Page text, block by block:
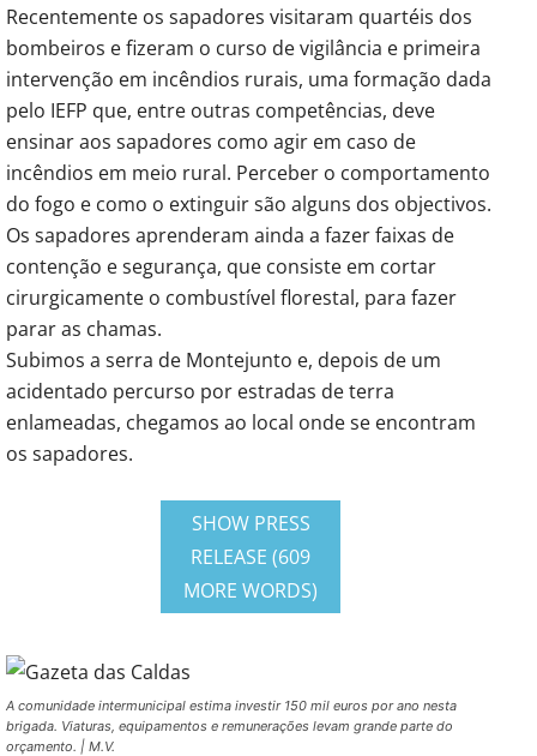
Recentemente os sapadores visitaram quartéis dos
bombeiros e fizeram o curso de vigilância e primeira
intervenção em incêndios rurais, uma formação dada
pelo IEFP que, entre outras competências, deve
ensinar aos sapadores como agir em caso de
incêndios em meio rural. Perceber o comportamento
do fogo e como o extinguir são alguns dos objectivos.
Os sapadores aprenderam ainda a fazer faixas de
contenção e segurança, que consiste em cortar
cirurgicamente o combustível florestal, para fazer
parar as chamas.
Subimos a serra de Montejunto e, depois de um
acidentado percurso por estradas de terra
enlameadas, chegamos ao local onde se encontram
os sapadores.
SHOW PRESS
RELEASE (609
MORE WORDS)
A comunidade intermunicipal estima investir 150 mil euros por ano nesta
brigada. Viaturas, equipamentos e remunerações levam grande parte do
orçamento. | M.V.